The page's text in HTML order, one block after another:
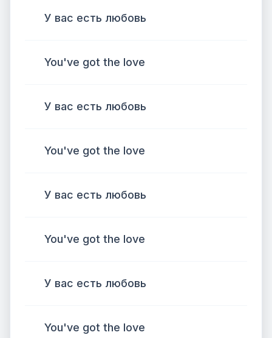
У вас есть любовь
You've got the love
У вас есть любовь
You've got the love
У вас есть любовь
You've got the love
У вас есть любовь
You've got the love